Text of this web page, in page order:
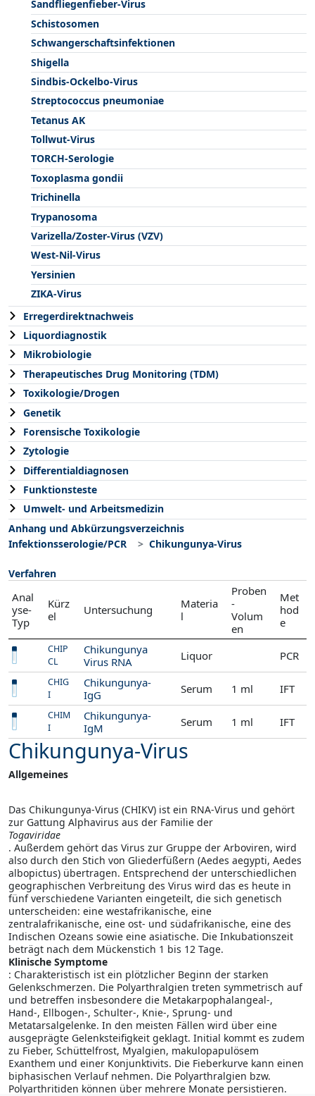
Sandfliegenfieber-Virus
Schistosomen
Schwangerschaftsinfektionen
Shigella
Sindbis-Ockelbo-Virus
Streptococcus pneumoniae
Tetanus AK
Tollwut-Virus
TORCH-Serologie
Toxoplasma gondii
Trichinella
Trypanosoma
Varizella/Zoster-Virus (VZV)
West-Nil-Virus
Yersinien
ZIKA-Virus
Erregerdirektnachweis
Liquordiagnostik
Mikrobiologie
Therapeutisches Drug Monitoring (TDM)
Toxikologie/Drogen
Genetik
Forensische Toxikologie
Zytologie
Differentialdiagnosen
Funktionsteste
Umwelt- und Arbeitsmedizin
Anhang und Abkürzungsverzeichnis
Infektionsserologie/PCR
Chikungunya-Virus
Verfahren
Anal
yse-
Typ
Kürz
el
Untersuchung
Materia
l
Proben
-
Volum
en
Met
hod
e
CHIP
CL
Chikungunya
Virus RNA
Liquor PCR
CHIG
I
Chikungunya-
IgG
Serum 1 ml IFT
CHIM
I
Chikungunya-
IgM
Serum 1 ml IFT
Chikungunya-Virus
Allgemeines
Das Chikungunya-Virus (CHIKV) ist ein RNA-Virus und gehört
zur Gattung Alphavirus aus der Familie der
Togaviridae
. Außerdem gehört das Virus zur Gruppe der Arboviren, wird
also durch den Stich von Gliederfüßern (Aedes aegypti, Aedes
albopictus) übertragen. Entsprechend der unterschiedlichen
geographischen Verbreitung des Virus wird das es heute in
fünf verschiedene Varianten eingeteilt, die sich genetisch
unterscheiden: eine westafrikanische, eine
zentralafrikanische, eine ost- und südafrikanische, eine des
Indischen Ozeans sowie eine asiatische. Die Inkubationszeit
beträgt nach dem Mückenstich 1 bis 12 Tage.
Klinische Symptome
: Charakteristisch ist ein plötzlicher Beginn der starken
Gelenkschmerzen. Die Polyarthralgien treten symmetrisch auf
und betreffen insbesondere die Metakarpophalangeal-,
Hand-, Ellbogen-, Schulter-, Knie-, Sprung- und
Metatarsalgelenke. In den meisten Fällen wird über eine
ausgeprägte Gelenksteifigkeit geklagt. Initial kommt es zudem
zu Fieber, Schüttelfrost, Myalgien, makulopapulösem
Exanthem und einer Konjunktivits. Die Fieberkurve kann einen
biphasischen Verlauf nehmen. Die Polyarthralgien bzw.
Polyarthritiden können über mehrere Monate persistieren.